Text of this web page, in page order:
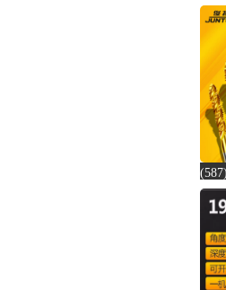
用
攻
旗
攻
锈-